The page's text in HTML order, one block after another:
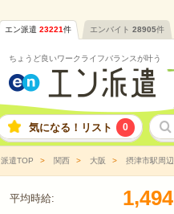
エン派遣 23221件 エンバイト 28905件
ちょうど良いワークライフバランスが叶う
気になる！リスト 0
派遣TOP 関西 大阪 摂津市駅周辺
平均時給: 1,494